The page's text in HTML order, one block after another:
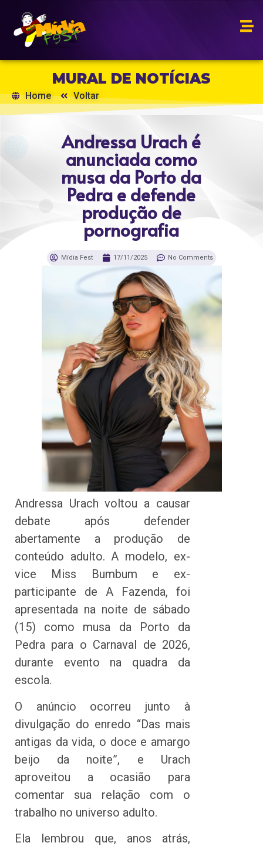
MURAL DE NOTÍCIAS
Home Voltar
Andressa Urach é
anunciada como
musa da Porto da
Pedra e defende
produção de
pornografia
Mídia Fest 17/11/2025 No Comments
Andressa Urach voltou a causar
debate após defender
abertamente a produção de
conteúdo adulto. A modelo, ex-
vice Miss Bumbum e ex-
participante de A Fazenda, foi
apresentada na noite de sábado
(15) como musa da Porto da
Pedra para o Carnaval de 2026,
durante evento na quadra da
escola.
O anúncio ocorreu junto à
divulgação do enredo “Das mais
antigas da vida, o doce e amargo
beijo da noite”, e Urach
aproveitou a ocasião para
comentar sua relação com o
trabalho no universo adulto.
Ela lembrou que, anos atrás,